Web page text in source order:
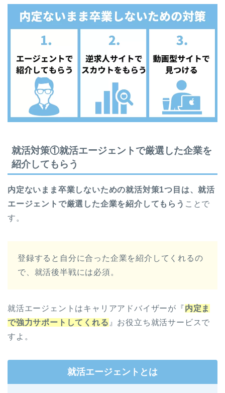
就活対策①就活エージェントで厳選した企業を
紹介してもらう
内定ないまま卒業しないための就活対策1つ目は、就活
エージェントで厳選した企業を紹介してもらう ことで
す。
登録すると自分に合った企業を紹介してくれるの
で、就活後半戦には必須。
就活エージェントはキャリアアドバイザーが『内定ま
で強力サポートしてくれる 』お役立ち就活サービスで
すよ。
就活エージェントとは